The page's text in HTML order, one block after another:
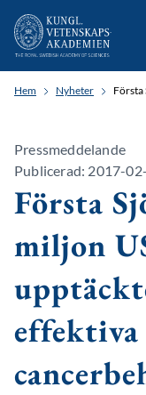
Hem Nyheter Första
Pressmeddelande
Publicerad: 2017-
Första
miljon
effektiva